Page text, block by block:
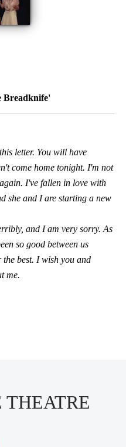
Breadknife'
letter. You will have
come home tonight. I'm not
I've fallen in love with
she and I are starting a new
and I am very sorry. As
so good between us
the best. I wish you and
me.
THEATRE